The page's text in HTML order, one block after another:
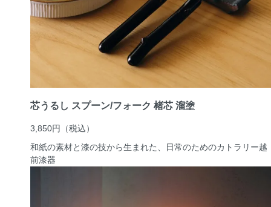
芯うるし スプーン/フォーク 楮芯 溜塗
3,850円
（税込）
和紙の素材と漆の技から生まれた、日常のためのカトラリー越
前漆器